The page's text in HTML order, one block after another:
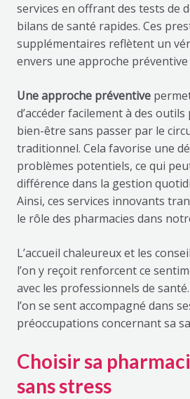
services en offrant des tests de
bilans de santé rapides. Ces
supplémentaires reflètent un
envers une approche préventive
Une approche préventive
d’accéder facilement à des
bien-être sans passer par le
traditionnel. Cela favorise une
problèmes potentiels, ce qui
différence dans la gestion
Ainsi, ces services innovants
le rôle des pharmacies dans
L’accueil chaleureux et les
l’on y reçoit renforcent ce
avec les professionnels de
l’on se sent accompagné dans
préoccupations concernant sa
Choisir sa
sans stress